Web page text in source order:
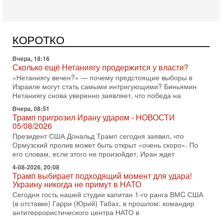
КОРОТКО
«Нетаниягу вечен?» — почему предстоящие выборы в
Израиле могут стать самыми интригующими? Биньямин
Нетаниягу снова уверенно заявляет, что победа на
Вчера, 08:51
Трамп пригрозил Ирану ударом - НОВОСТИ
05/08/2026
Президент США Дональд Трамп сегодня заявил, что
Ормузский пролив может быть открыт «очень скоро». По
его словам, если этого не произойдет, Иран ждет
4-08-2026, 20:08
Трамп выбирает подходящий момент для удара!
Украину никогда не примут в НАТО
Сегодня гость нашей студии капитан 1-го ранга ВМC США
(в отставке) Гарри (Юрий) Табах, в прошлом: командир
антитеррористического центра НАТО в
3-08-2026, 19:07
«Либо в армию — либо в тюрьму?»
Ситуация вокруг призыва ультраортодоксов в ЦАХАЛ
достигла точки кипения. Попытки принять закон,